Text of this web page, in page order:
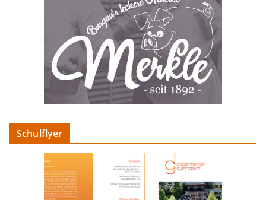
Schulflyer